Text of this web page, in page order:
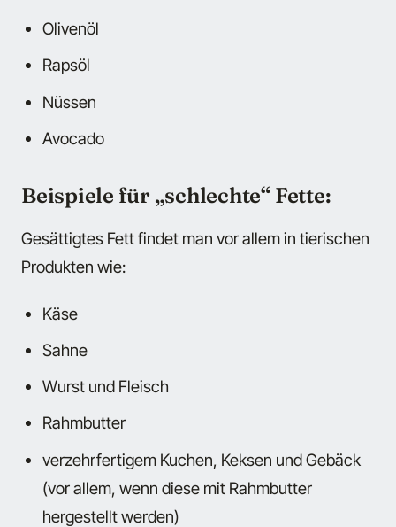
Olivenöl
Rapsöl
Nüssen
Avocado
Beispiele für „schlechte“ Fette:
Gesättigtes Fett findet man vor allem in tierischen
Produkten wie:
Käse
Sahne
Wurst und Fleisch
Rahmbutter
verzehrfertigem Kuchen, Keksen und Gebäck
(vor allem, wenn diese mit Rahmbutter
hergestellt werden)